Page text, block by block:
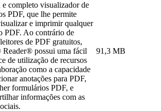
e completo visualizador de
PDF, que lhe permite
e imprimir qualquer
PDF. Ao contrário de
de PDF gratuitos,
possui uma fácil
de utilização de recursos
como a capacidade
anotações para PDF,
formulários PDF, e
informações com as
91,3 MB